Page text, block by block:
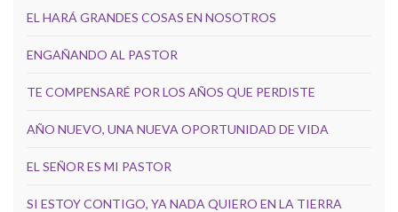
EL HARÁ GRANDES COSAS EN NOSOTROS
ENGAÑANDO AL PASTOR
TE COMPENSARÉ POR LOS AÑOS QUE PERDISTE
AÑO NUEVO, UNA NUEVA OPORTUNIDAD DE VIDA
EL SEÑOR ES MI PASTOR
SI ESTOY CONTIGO, YA NADA QUIERO EN LA TIERRA